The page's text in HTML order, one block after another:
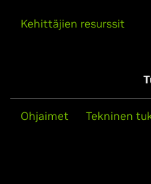
Kehittäjien resurssit
Ohjaimet Tekninen